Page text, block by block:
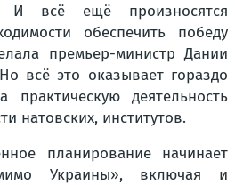
И всё ещё произносятся
обеспечить победу
премьер-министр Дании
всё это оказывает гораздо
деятельность
натовских, институтов.
планирование начинает
Украины», включая и